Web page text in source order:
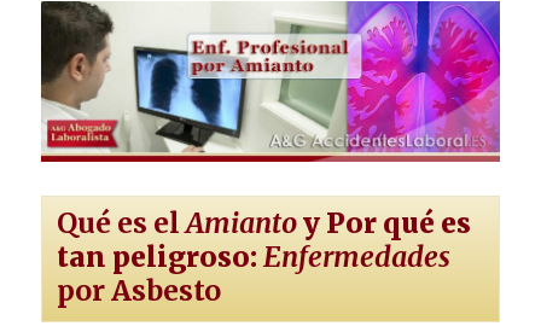
Qué es elAmiantoy Por qué es
tan peligroso:Enfermedades
por Asbesto